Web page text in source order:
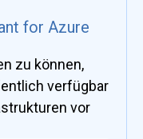
for Azure
zu können,
verfügbar
vor